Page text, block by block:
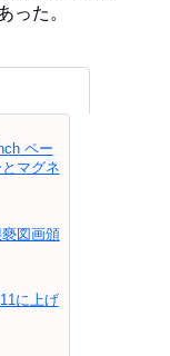
った。
ペー
マグネ
図画頒
に上げ